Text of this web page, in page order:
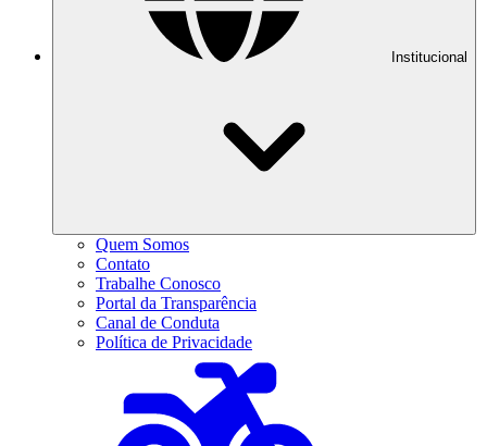
Institucional
Quem Somos
Contato
Trabalhe Conosco
Portal da Transparência
Canal de Conduta
Política de Privacidade